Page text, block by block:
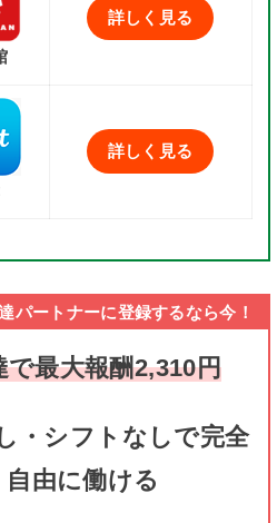
詳しく見る
詳しく見る
パートナーに登録するなら今！
で最大報酬2,310円
・シフトなしで完全
自由に働ける